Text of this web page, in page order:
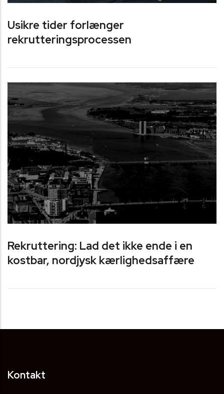
Usikre tider forlænger
rekrutteringsprocessen
Rekruttering: Lad det ikke ende i en
kostbar, nordjysk kærlighedsaffære
Kontakt